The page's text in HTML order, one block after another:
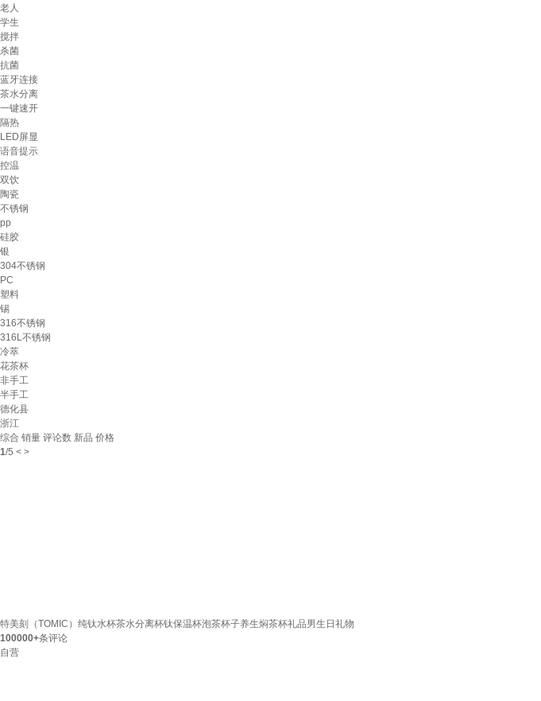
老人
学生
搅拌
杀菌
抗菌
蓝牙连接
茶水分离
一键速开
隔热
LED屏显
语音提示
控温
双饮
陶瓷
不锈钢
pp
硅胶
银
304不锈钢
PC
塑料
锡
316不锈钢
316L不锈钢
冷萃
花茶杯
非手工
半手工
德化县
浙江
综合 销量 评论数 新品 价格
1/5 < >
特美刻（TOMIC）纯钛水杯茶水分离杯钛保温杯泡茶杯子养生焖茶杯礼品男生日礼物
100000+条评论
自营